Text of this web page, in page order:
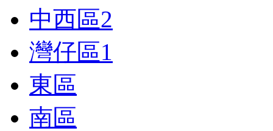
中西區2
灣仔區1
東區
南區